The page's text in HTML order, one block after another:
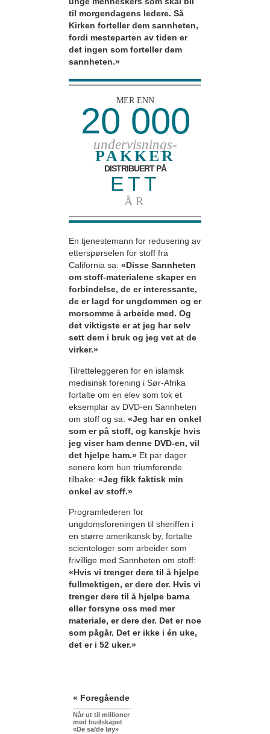
til morgendagens ledere. Så
Kirken forteller dem sannheten,
fordi mesteparten av tiden er
det ingen som forteller dem
sannheten.»
MER ENN
20 000
undervisnings-
PAKKER
DISTRIBUERT PÅ
ETT
ÅR
En tjenestemann for redusering av
etterspørselen for stoff fra
California sa: «Disse Sannheten
om stoff-materialene skaper en
forbindelse, de er interessante,
de er lagd for ungdommen og er
morsomme å arbeide med. Og
det viktigste er at jeg har selv
sett dem i bruk og jeg vet at de
virker.»
Tilretteleggeren for en islamsk
medisinsk forening i Sør-Afrika
fortalte om en elev som tok et
eksemplar av DVD-en Sannheten
om stoff og sa: «Jeg har en onkel
som er på stoff, og kanskje hvis
jeg viser ham denne DVD-en, vil
det hjelpe ham.» Et par dager
senere kom hun triumferende
tilbake: «Jeg fikk faktisk min
onkel av stoff.»
Programlederen for
ungdomsforeningen til sheriffen i
en større amerikansk by, fortalte
scientologer som arbeider som
frivillige med Sannheten om stoff:
«Hvis vi trenger dere til å hjelpe
fullmektigen, er dere der. Hvis vi
trenger dere til å hjelpe barna
eller forsyne oss med mer
materiale, er dere der. Det er noe
som pågår. Det er ikke i én uke,
det er i 52 uker.»
« Foregående
Når ut til millioner
med budskapet
«De sa/de løy»